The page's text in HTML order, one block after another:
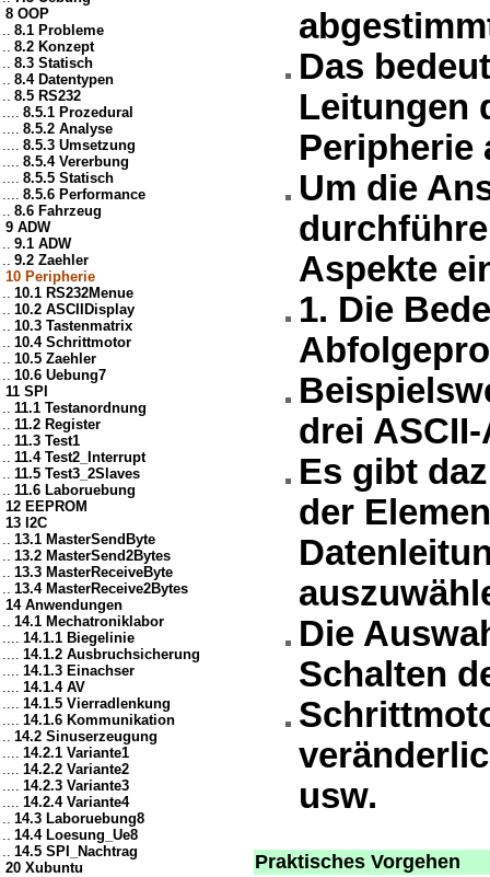
8 OOP
.. 8.1 Probleme
.. 8.2 Konzept
.. 8.3 Statisch
.. 8.4 Datentypen
.. 8.5 RS232
.... 8.5.1 Prozedural
.... 8.5.2 Analyse
.... 8.5.3 Umsetzung
.... 8.5.4 Vererbung
.... 8.5.5 Statisch
.... 8.5.6 Performance
.. 8.6 Fahrzeug
9 ADW
.. 9.1 ADW
.. 9.2 Zaehler
10 Peripherie
.. 10.1 RS232Menue
.. 10.2 ASCIIDisplay
.. 10.3 Tastenmatrix
.. 10.4 Schrittmotor
.. 10.5 Zaehler
.. 10.6 Uebung7
11 SPI
.. 11.1 Testanordnung
.. 11.2 Register
.. 11.3 Test1
.. 11.4 Test2_Interrupt
.. 11.5 Test3_2Slaves
.. 11.6 Laboruebung
12 EEPROM
13 I2C
.. 13.1 MasterSendByte
.. 13.2 MasterSend2Bytes
.. 13.3 MasterReceiveByte
.. 13.4 MasterReceive2Bytes
14 Anwendungen
.. 14.1 Mechatroniklabor
.... 14.1.1 Biegelinie
.... 14.1.2 Ausbruchsicherung
.... 14.1.3 Einachser
.... 14.1.4 AV
.... 14.1.5 Vierradlenkung
.... 14.1.6 Kommunikation
.. 14.2 Sinuserzeugung
.... 14.2.1 Variante1
.... 14.2.2 Variante2
.... 14.2.3 Variante3
.... 14.2.4 Variante4
.. 14.3 Laboruebung8
.. 14.4 Loesung_Ue8
.. 14.5 SPI_Nachtrag
20 Xubuntu
Das
Leitungen
Peripherie
Um die
Aspekte
1. Die
drei
Es gibt
der
Die
Schalten
usw.
Praktisches Vorgehen